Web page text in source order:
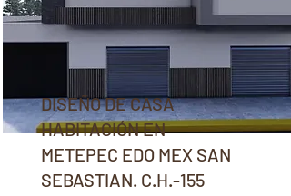
DISEÑO DE CASA
HABITACIÓN EN
METEPEC EDO MEX SAN
SEBASTIAN. C.H.-155